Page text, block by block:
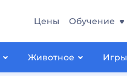
Животное Игры
Цены Обучение